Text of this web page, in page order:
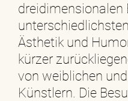
dreidimensionalen
Ästhetik und
kürzer
von weiblichen
Künstlern. Die